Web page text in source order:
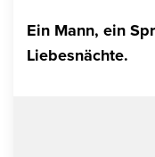
Ein Mann, ein
Liebesnächte.